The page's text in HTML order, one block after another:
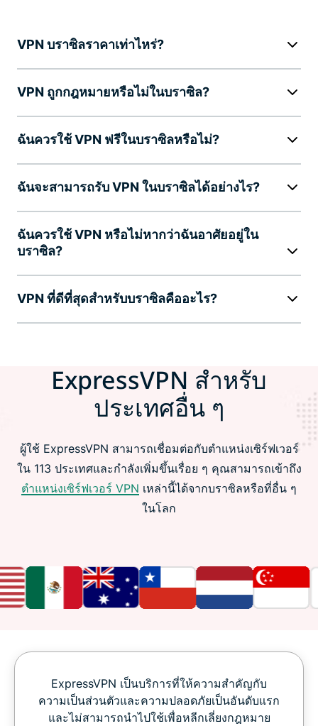
VPN บราซิลราคาเท่าไหร่?
VPN ถูกกฎหมายหรือไม่ในบราซิล?
ฉันควรใช้ VPN ฟรีในบราซิลหรือไม่?
ฉันจะสามารถรับ VPN ในบราซิลได้อย่างไร?
ฉันควรใช้ VPN หรือไม่หากว่าฉันอาศัยอยู่ใน
บราซิล?
VPN ที่ดีที่สุดสำหรับบราซิลคืออะไร?
ExpressVPN สำหรับ
ประเทศอื่น ๆ
ผู้ใช้ ExpressVPN สามารถเชื่อมต่อกับตำแหน่งเซิร์ฟเวอร์
ใน 113 ประเทศและกำลังเพิ่มขึ้นเรื่อย ๆ คุณสามารถเข้าถึง
ตำแหน่งเซิร์ฟเวอร์ VPN เหล่านี้ได้จากบราซิลหรือที่อื่น ๆ
ในโลก
ExpressVPN เป็นบริการที่ให้ความสำคัญกับ
ความเป็นส่วนตัวและความปลอดภัยเป็นอันดับแรก
และไม่สามารถนำไปใช้เพื่อหลีกเลี่ยงกฎหมาย